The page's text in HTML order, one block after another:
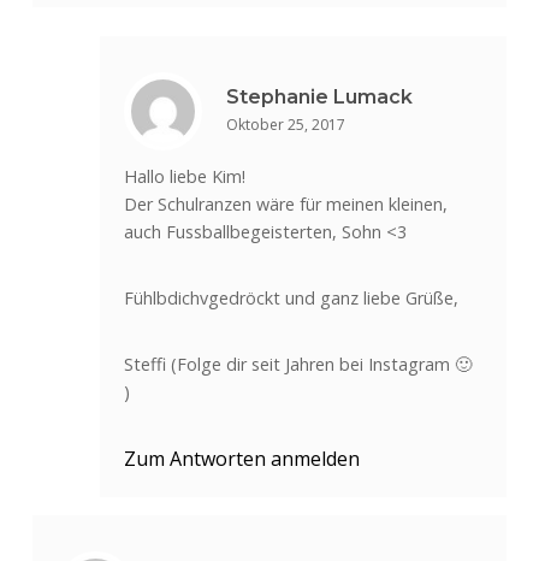
Stephanie Lumack
Oktober 25, 2017
Hallo liebe Kim!
Der Schulranzen wäre für meinen kleinen,
auch Fussballbegeisterten, Sohn <3
Fühlbdichvgedröckt und ganz liebe Grüße,
Steffi (Folge dir seit Jahren bei Instagram 🙂
)
Zum Antworten anmelden